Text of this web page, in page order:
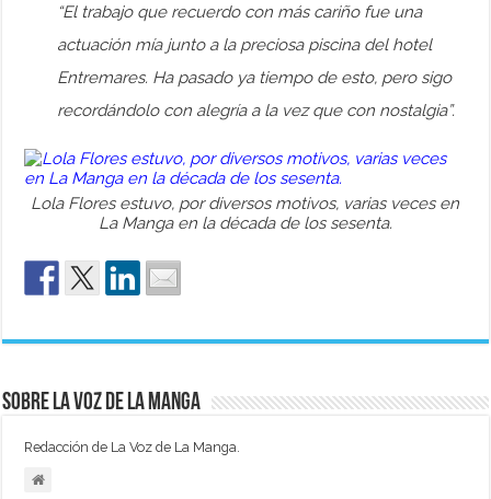
“El trabajo que recuerdo con más cariño fue una
actuación mía junto a la preciosa piscina del hotel
Entremares. Ha pasado ya tiempo de esto, pero sigo
recordándolo con alegría a la vez que con nostalgia”.
Lola Flores estuvo, por diversos motivos, varias veces en
La Manga en la década de los sesenta.
Sobre La Voz de La Manga
Redacción de La Voz de La Manga.